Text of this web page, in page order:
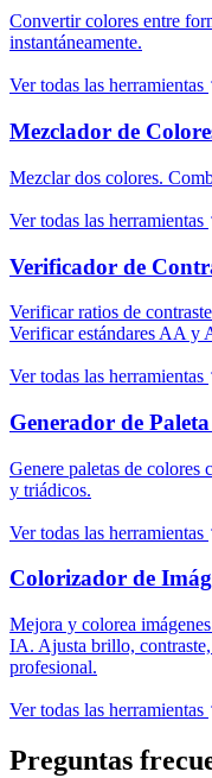
Convertir colores entre
instantáneamente.
Ver todas las herramientas
Mezclador de
Mezclar dos colores.
Ver todas las herramientas
Verificador de
Verificar ratios de
Verificar estándares AA y
Ver todas las herramientas
Generador de
Genere paletas de colores
y triádicos.
Ver todas las herramientas
Colorizador de
Mejora y colorea
IA. Ajusta brillo,
profesional.
Ver todas las herramientas
Preguntas